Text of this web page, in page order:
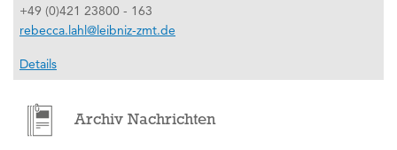
+49 (0)421 23800 - 163
rebecca.lahl@leibniz-zmt.de
Details
Archiv Nachrichten